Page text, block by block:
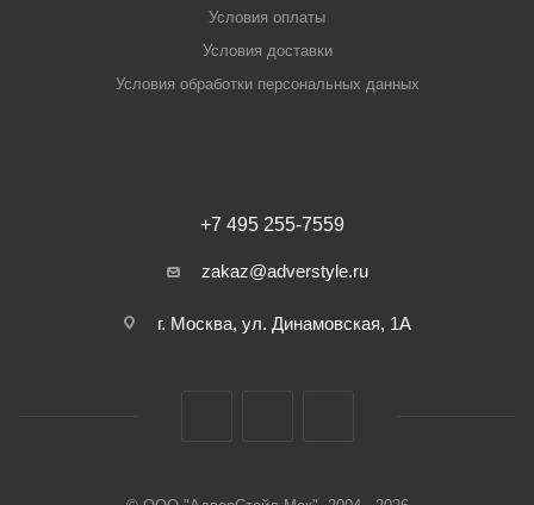
Условия оплаты
Условия доставки
Условия обработки персональных данных
+7 495 255-7559
zakaz@adverstyle.ru
г. Москва, ул. Динамовская, 1А